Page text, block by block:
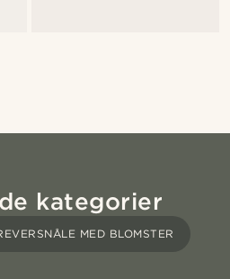
kategorier
MED BLOMSTER